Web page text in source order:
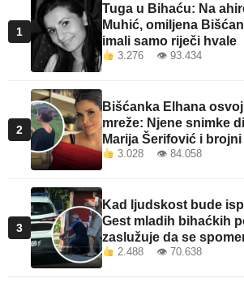
1
Tuga u Bihaću: Na
Muhić, omiljena
imali samo riječi hvale
3.276 👁 93.434
2
Bišćanka Elhana
mreže: Njene snimke
Marija Šerifović i
3.028 👁 84.058
3
Kad ljudskost bude
Gest mladih bihaćkih
zaslužuje da se
2.488 👁 70.638